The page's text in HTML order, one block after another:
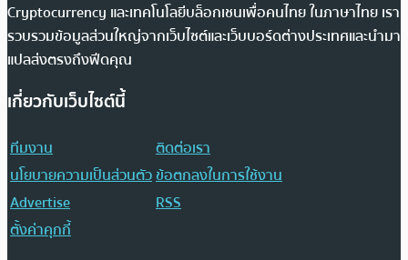
Cryptocurrency และเทคโนโลยีบล็อกเชนเพื่อคนไทย ในภาษาไทย เรา
รวบรวมข้อมูลส่วนใหญ่จากเว็บไซต์และเว็บบอร์ดต่างประเทศและนำมา
แปลส่งตรงถึงฟีดคุณ
เกี่ยวกับเว็บไซต์นี้
ทีมงาน
ติดต่อเรา
นโยบายความเป็นส่วนตัวข้อตกลงในการใช้งาน
Advertise
RSS
ตั้งค่าคุกกี้